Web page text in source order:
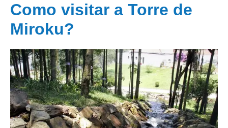
Como visitar a Torre de
Miroku?